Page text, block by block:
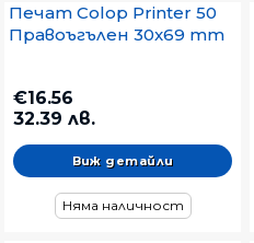
Печат Colop Printer 50
Правоъгълен 30x69 mm
€16.56
32.39 лв.
Виж детайли
Няма наличност